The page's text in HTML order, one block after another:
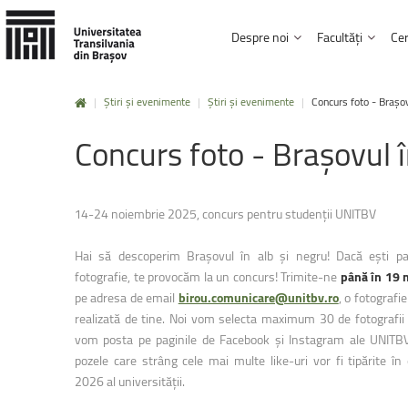
Despre noi
Carta universității, regulamente și hotărâri
UNITBV în cifre
Afilieri și
Informații de interes
Facultăți
Facultatea Design de produs și mediu
Facultatea de Inginerie electrică și
Facultatea de Design de mobilier și
Facultatea de Inginerie tehnologică
Facultatea de Silvicultură și
Facultatea de Știinta și ingineria
Studii doctorale
HRS4R
Mobilități
Click aici !
Practicăși voluntariat
Click aici !
| Știri și evenimente | Știri și evenimente | Concurs foto -
Concursfoto - Brașovul
14-24 noiembrie 2025, concurs pentru studenții UNITBV
Hai să descoperim Brașovul în alb și negru! Dacă ești
fotografie, te provocăm la un concurs! Trimite-nepână în 19
pe adresa de email birou.comunicare@unitbv.ro, o
realizată de tine. Noi vom selecta maximum 30 de fotografii
vom posta pe paginile de Facebook și Instagram ale
pozele care strâng cele mai multe like-uri vor fi tipărite în
2026 al universității.